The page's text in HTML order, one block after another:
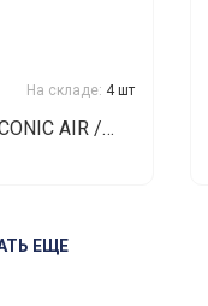
На складе: 4 шт
AIR /
ЕЩЕ